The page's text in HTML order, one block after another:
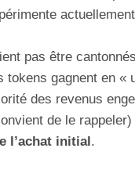
actuellement
pas être
tokens gagnent en
des revenus
de le
l’achat initial .